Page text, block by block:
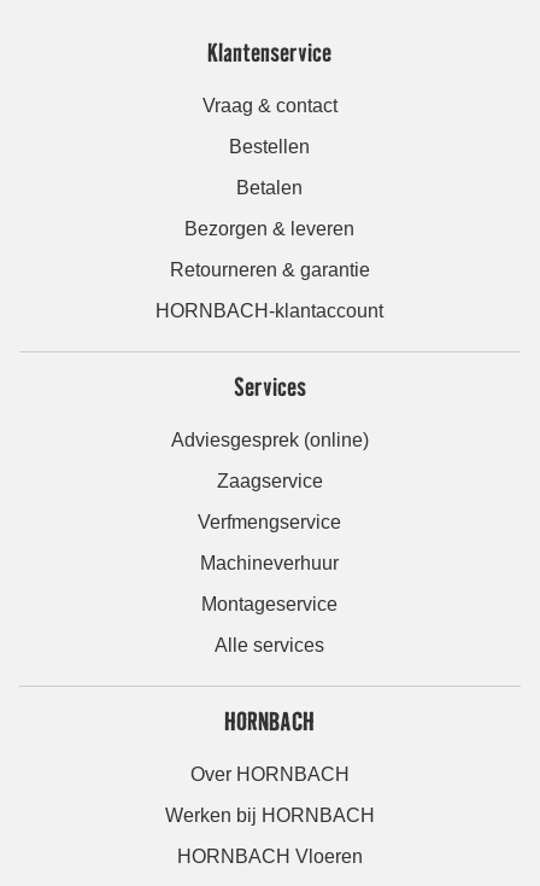
Klantenservice
Vraag & contact
Bestellen
Betalen
Bezorgen & leveren
Retourneren & garantie
HORNBACH-klantaccount
Services
Adviesgesprek (online)
Zaagservice
Verfmengservice
Machineverhuur
Montageservice
Alle services
HORNBACH
Over HORNBACH
Werken bij HORNBACH
HORNBACH Vloeren